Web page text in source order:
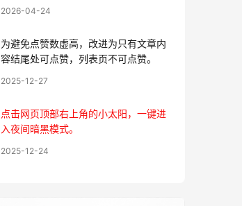
2026-04-24
为避免点赞数虚高，改进为只有文章内
容结尾处可点赞，列表页不可点赞。
2025-12-27
点击网页顶部右上角的小太阳，一键进
入夜间暗黑模式。
2025-12-24